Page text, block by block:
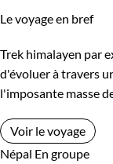
Kirghizistan
Macédoine
Itinérance
Itinérant
Environnement
Le voyage en bref
Trek himalayen par
d'évoluer à travers
l'imposante masse
Voir le voyage
Népal En groupe